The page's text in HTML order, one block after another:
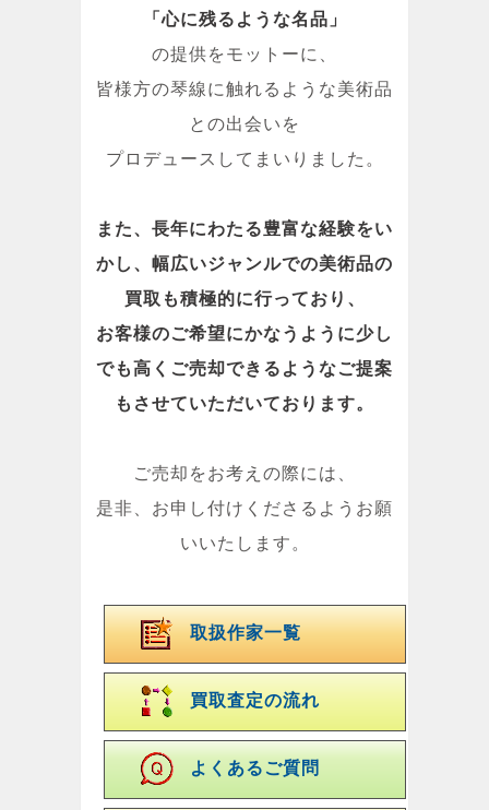
「心に残るような名品」
の提供をモットーに、
皆様方の琴線に触れるような美術品
との出会いを
プロデュースしてまいりました。
また、長年にわたる豊富な経験をい
かし、幅広いジャンルでの美術品の
買取も積極的に行っており、
お客様のご希望にかなうように少し
でも高くご売却できるようなご提案
もさせていただいております。
ご売却をお考えの際には、
是非、お申し付けくださるようお願
いいたします。
取扱作家一覧
買取査定の流れ
よくあるご質問